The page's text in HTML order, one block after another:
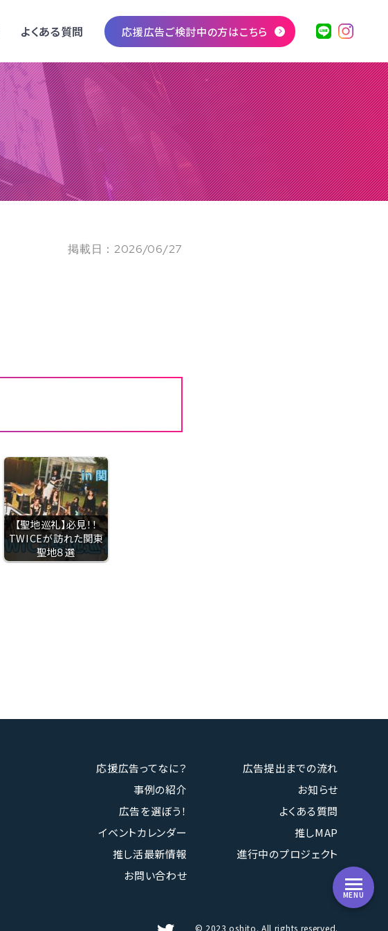
よくある質問 応援広告ご検討中の方はこちら
掲載日：2026/06/27
【聖地巡礼】必見！！
TWICEが訪れた関東
聖地８選
MENU
応援広告ってなに？
広告提出までの流れ
事例の紹介
お知らせ
広告を選ぼう！
よくある質問
イベントカレンダー
推しMAP
推し活最新情報
進行中のプロジェクト
お問い合わせ
© 2023 oshito. All rights reserved.